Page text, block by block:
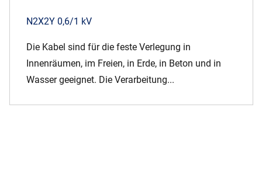
N2X2Y 0,6/1 kV
Die Kabel sind für die feste Verlegung in
Innenräumen, im Freien, in Erde, in Beton und in
Wasser geeignet. Die Verarbeitung...